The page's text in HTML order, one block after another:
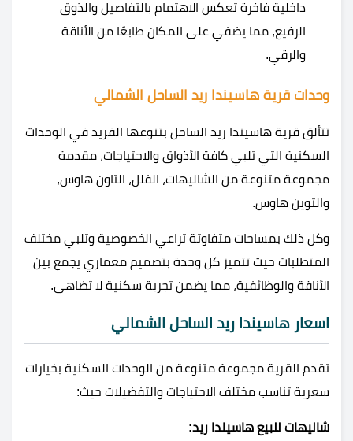
داخلية فاخرة تعكس الاهتمام بالتفاصيل والذوق
الرفيع، مما يضفي على المكان طابعًا من الأناقة
والرقي.
وحدات قرية هاسيندا ريد الساحل الشمالي
تتألق قرية هاسيندا ريد الساحل بتنوعها الفريد في الوحدات
السكنية التي تلبي كافة الأذواق والاحتياجات، مقدمة
مجموعة متنوعة من الشاليهات، الفلل، التاون هاوس،
والتوين هاوس.
وكل ذلك بمساحات متفاوتة تراعي الخصوصية وتلبي مختلف
المتطلبات حيث تتميز كل وحدة بتصميم معماري يجمع بين
الأناقة والوظائفية، مما يضمن تجربة سكنية لا تضاهى.
اسعار هاسيندا ريد الساحل الشمالي
تقدم القرية مجموعة متنوعة من الوحدات السكنية بخيارات
سعرية تناسب مختلف الاحتياجات والتفضيلات حيث:
شاليهات للبيع هاسيندا ريد​: